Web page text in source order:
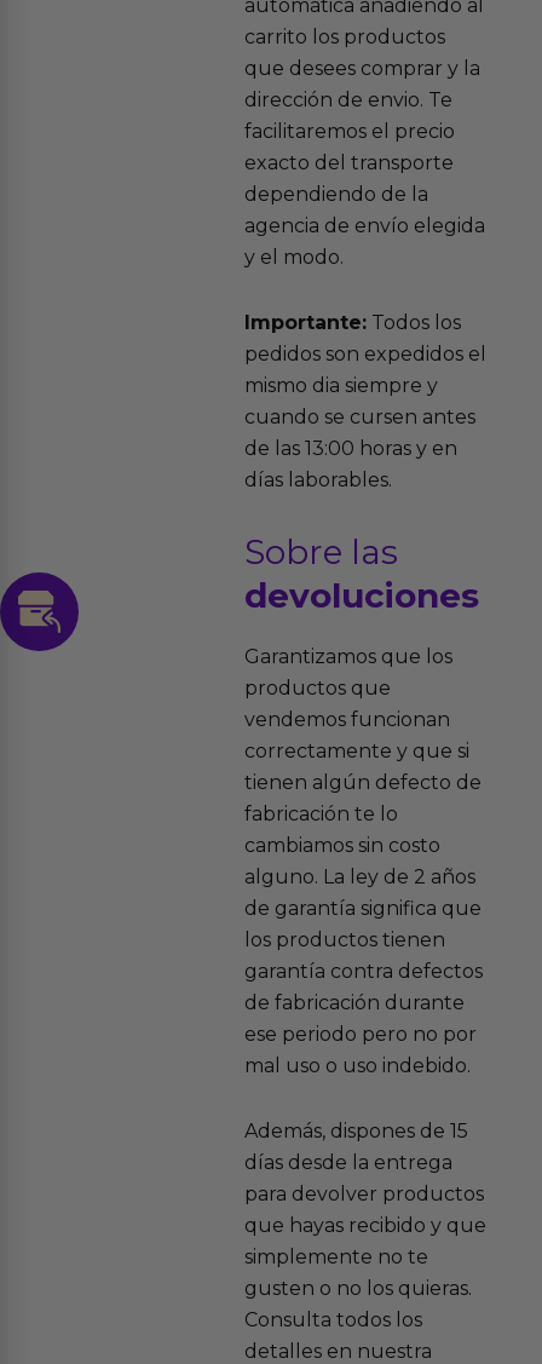
automática añadiendo al
carrito los productos
que desees comprar y la
dirección de envio. Te
facilitaremos el precio
exacto del transporte
dependiendo de la
agencia de envío elegida
y el modo.
Importante:Todos los
pedidos son expedidos el
mismo dia siempre y
cuando se cursen antes
de las 13:00 horas y en
días laborables.
Sobre las
devoluciones
Garantizamos que los
productos que
vendemos funcionan
correctamente y que si
tienen algún defecto de
fabricación te lo
cambiamos sin costo
alguno. La ley de 2 años
de garantía significa que
los productos tienen
garantía contra defectos
de fabricación durante
ese periodo pero no por
mal uso o uso indebido.
Además, dispones de 15
días desde la entrega
para devolver productos
que hayas recibido y que
simplemente no te
gusten o no los quieras.
Consulta todos los
detalles en nuestra